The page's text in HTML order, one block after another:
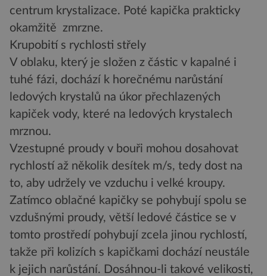
centrum krystalizace. Poté kapička prakticky
okamžitě zmrzne.
Krupobití s rychlosti střely
V oblaku, který je složen z částic v kapalné i
tuhé fázi, dochází k horečnému narůstání
ledových krystalů na úkor přechlazených
kapiček vody, které na ledových krystalech
mrznou.
Vzestupné proudy v bouři mohou dosahovat
rychlostí až několik desítek m/s, tedy dost na
to, aby udržely ve vzduchu i velké kroupy.
Zatímco oblačné kapičky se pohybují spolu se
vzdušnými proudy, větší ledové částice se v
tomto prostředí pohybují zcela jinou rychlostí,
takže při kolizích s kapičkami dochází neustále
k jejich narůstání. Dosáhnou-li takové velikosti,